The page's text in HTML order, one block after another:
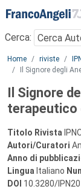
Menu
Cerca:
Main content
Home riviste
Il Signore degli
Il Signore
terapeutico
Titolo Rivista
Autori/Curatori
Anno di
Lingua Italiano
DOI 10.3280/